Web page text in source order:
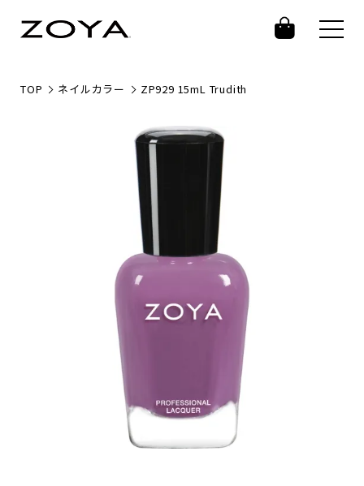
TOP ネイルカラー ZP929 15mL Trudith